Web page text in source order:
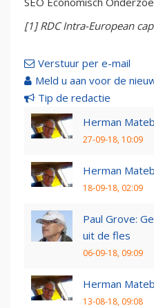
[1] RDC Intra-European
Verstuur per e-mail
Meld u aan voor de
Tip de redactie
Herman
27-09-18, 10:09
Herman
18-09-18, 02:09
Paul Grove:
uit de fles
06-09-18, 09:09
Herman
13-08-18, 09:08